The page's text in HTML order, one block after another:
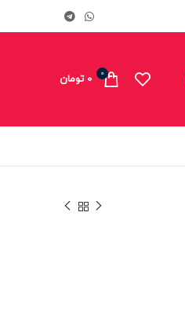
0
0 تومان